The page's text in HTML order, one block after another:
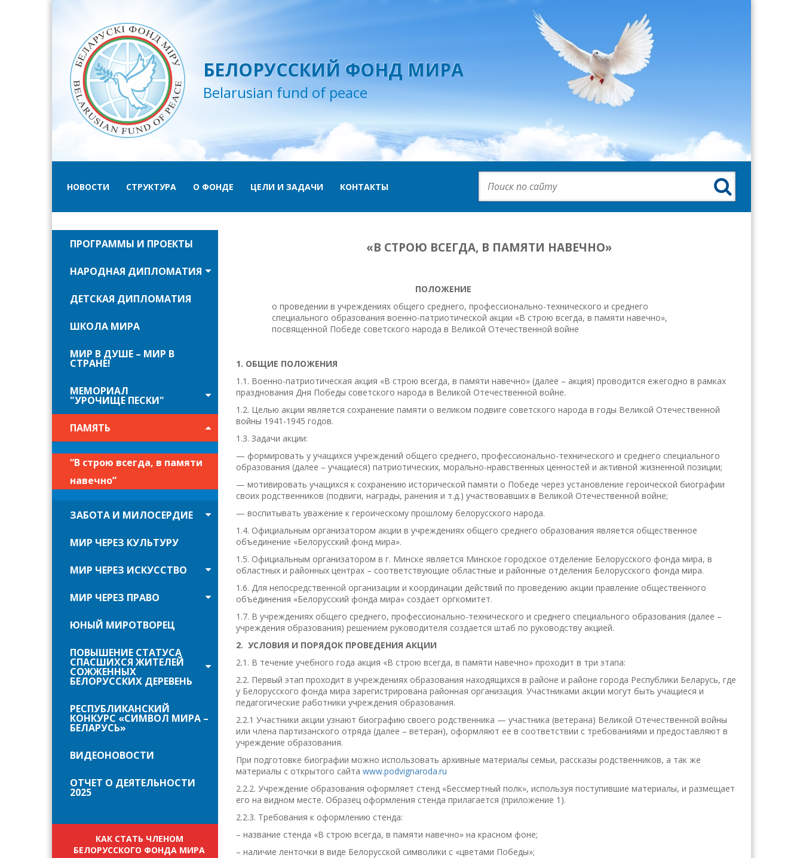
БЕЛОРУССКИЙ ФОНД МИРА
Belarusian fund of peace
НОВОСТИ СТРУКТУРА О ФОНДЕ ЦЕЛИ И ЗАДАЧИ КОНТАКТЫ 
ПРОГРАММЫ И ПРОЕКТЫ
НАРОДНАЯ ДИПЛОМАТИЯ
ДЕТСКАЯ ДИПЛОМАТИЯ
ШКОЛА МИРА
МИР В ДУШЕ – МИР В
СТРАНЕ!
МЕМОРИАЛ
"УРОЧИЩЕ ПЕСКИ"
ПАМЯТЬ
“В строю всегда, в памяти
навечно”
ЗАБОТА И МИЛОСЕРДИЕ
МИР ЧЕРЕЗ КУЛЬТУРУ
МИР ЧЕРЕЗ ИСКУССТВО
МИР ЧЕРЕЗ ПРАВО
ЮНЫЙ МИРОТВОРЕЦ
ПОВЫШЕНИЕ СТАТУСА
СПАСШИХСЯ ЖИТЕЛЕЙ
СОЖЖЕННЫХ
БЕЛОРУССКИХ ДЕРЕВЕНЬ
РЕСПУБЛИКАНСКИЙ
КОНКУРС «СИМВОЛ МИРА –
БЕЛАРУСЬ»
ВИДЕОНОВОСТИ
ОТЧЕТ О ДЕЯТЕЛЬНОСТИ
2025
КАК СТАТЬ ЧЛЕНОМ
БЕЛОРУССКОГО ФОНДА МИРА
«В СТРОЮ ВСЕГДА, В ПАМЯТИ НАВЕЧНО»
ПОЛОЖЕНИЕ
о проведении в учреждениях общего среднего, профессионально-технического и среднего
специального образования военно-патриотической акции «В строю всегда, в памяти навечно»,
посвященной Победе советского народа в Великой Отечественной войне
1. ОБЩИЕ ПОЛОЖЕНИЯ
1.1. Военно-патриотическая акция «В строю всегда, в памяти навечно» (далее – акция) проводится ежегодно в рамках
празднования Дня Победы советского народа в Великой Отечественной войне.
1.2. Целью акции является сохранение памяти о великом подвиге советского народа в годы Великой Отечественной
войны 1941-1945 годов.
1.3. Задачи акции:
— формировать у учащихся учреждений общего среднего, профессионально-технического и среднего специального
образования (далее – учащиеся) патриотических, морально-нравственных ценностей и активной жизненной позиции;
— мотивировать учащихся к сохранению исторической памяти о Победе через установление героической биографии
своих родственников (подвиги, награды, ранения и т.д.) участвовавших в Великой Отечественной войне;
— воспитывать уважение к героическому прошлому белорусского народа.
1.4. Официальным организатором акции в учреждениях общего среднего образования является общественное
объединение «Белорусский фонд мира».
1.5. Официальным организатором в г. Минске является Минское городское отделение Белорусского фонда мира, в
областных и районных центрах – соответствующие областные и районные отделения Белорусского фонда мира.
1.6. Для непосредственной организации и координации действий по проведению акции правление общественного
объединения «Белорусский фонда мира» создает оргкомитет.
1.7. В учреждениях общего среднего, профессионально-технического и среднего специального образования (далее –
учреждения образования) решением руководителя создается штаб по руководству акцией.
2. УСЛОВИЯ И ПОРЯДОК ПРОВЕДЕНИЯ АКЦИИ
2.1. В течение учебного года акция «В строю всегда, в памяти навечно» проходит в три этапа:
2.2. Первый этап проходит в учреждениях образования находящихся в районе и районе города Республики Беларусь, где
у Белорусского фонда мира зарегистрирована районная организация. Участниками акции могут быть учащиеся и
педагогические работники учреждения образования.
2.2.1 Участники акции узнают биографию своего родственника — участника (ветерана) Великой Отечественной войны
или члена партизанского отряда (далее – ветеран), оформляют ее в соответствии с требованиями и предоставляют в
учреждение образования.
При подготовке биографии можно использовать архивные материалы семьи, рассказы родственников, а так же
материалы с открытого сайта www.podvignaroda.ru
2.2.2. Учреждение образования оформляет стенд «Бессмертный полк», используя поступившие материалы, и размещает
его на видном месте. Образец оформления стенда прилагается (приложение 1).
2.2.3. Требования к оформлению стенда:
– название стенда «В строю всегда, в памяти навечно» на красном фоне;
– наличие ленточки в виде Белорусской символики с «цветами Победы»;